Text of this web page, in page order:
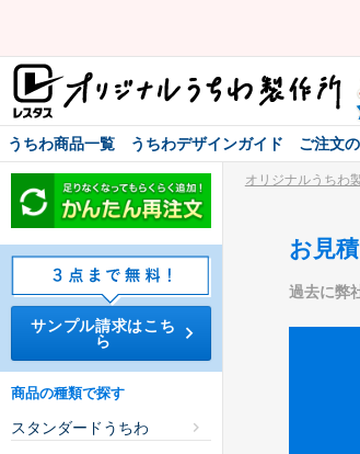
うちわ商品一覧 うちわデザインガイド ご注文
オリジナルうちわ
お見
過去に弊
サンプル請求はこち
ら
商品の種類で探す
スタンダードうちわ